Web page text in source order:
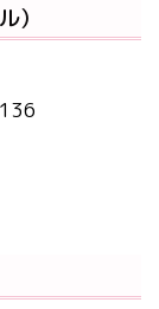
）